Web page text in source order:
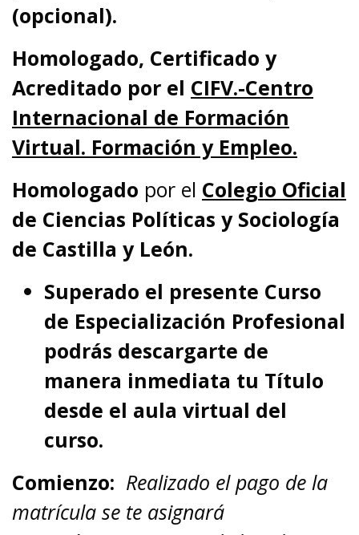
(opcional).
Homologado, Certificado y
Acreditado por el CIFV.-Centro
Internacional de Formación
Virtual. Formación y Empleo.
Homologado por el Colegio Oficial
de Ciencias Políticas y Sociología
de Castilla y León.
Superado el presente Curso
de Especialización Profesional
podrás descargarte de
manera inmediata tu Título
desde el aula virtual del
curso.
Comienzo: Realizado el pago de la
matrícula se te asignará